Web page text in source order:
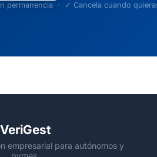
permanencia · ✓ Cancela cuando
VeriGest
empresarial para autónomos y